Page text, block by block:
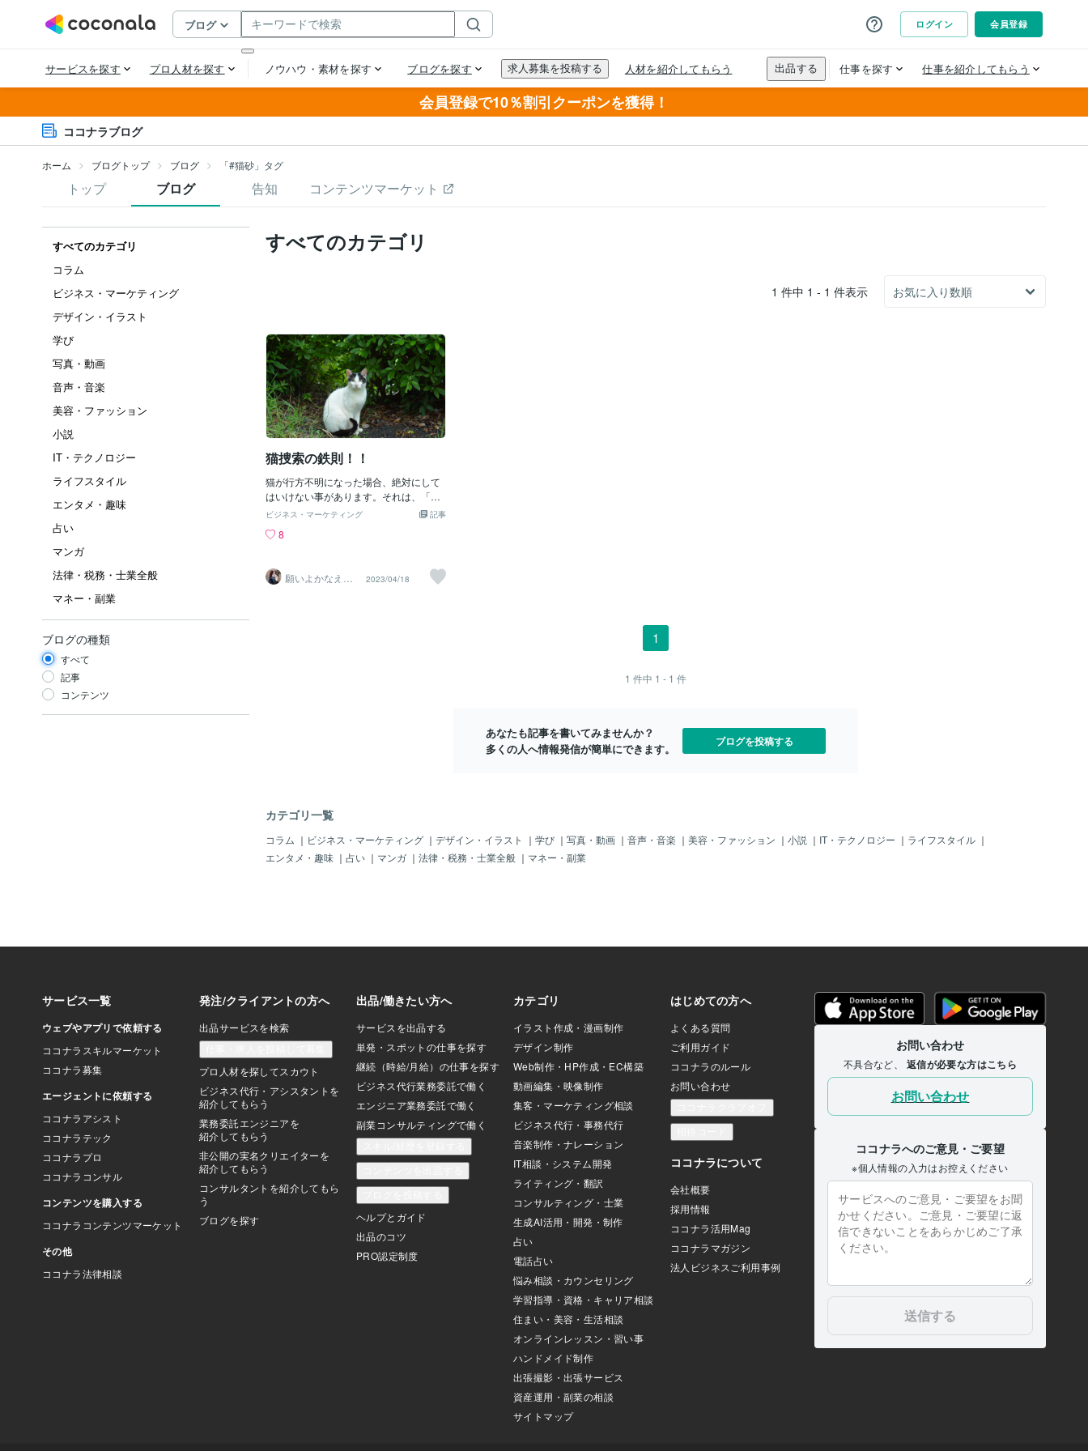
会員登録で10％割引クーポンを獲得！
ココナラブログ
ホーム ブログトップ ブログ 「#猫砂」タグ
トップ ブログ 告知 コンテンツマーケット
すべてのカテゴリ
コラム
ビジネス・マーケティング
デザイン・イラスト
学び
写真・動画
音声・音楽
美容・ファッション
小説
IT・テクノロジー
ライフスタイル
エンタメ・趣味
占い
マンガ
法律・税務・士業全般
マネー・副業
ブログの種類
すべて
記事
コンテンツ
すべてのカテゴリ
1 件中 1 - 1 件表示
猫捜索の鉄則！！
猫が行方不明になった場合、絶対にして
はいけない事があります。それは、「自
宅の周辺に餌をおくこと！」これは絶対
物がきて、自宅の猫の縄張りを奪ってし
に二度と帰って来られなくなります。良
かれと思ってしていることでしょうが、
記事
ビジネス・マーケティング
8
願いよかなえ～
ゆりか～
2023/04/18
1
1 件中 1 - 1 件
あなたも記事を書いてみませんか？
多くの人へ情報発信が簡単にできます。
ブログを投稿する
カテゴリ一覧
コラム ｜ ビジネス・マーケティング ｜ デザイン・イラスト ｜ 学び ｜ 写真・動画 ｜ 音声・音楽 ｜ 美容・ファッション ｜ 小説 ｜ IT・テクノロジー ｜ ライフスタイル ｜
エンタメ・趣味 ｜ 占い ｜ マンガ ｜ 法律・税務・士業全般 ｜ マネー・副業